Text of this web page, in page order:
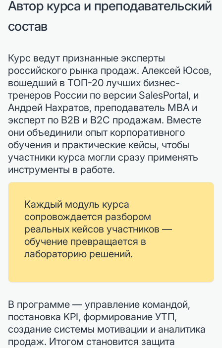
Автор курса и преподавательский
состав
Курс ведут признанные эксперты
российского рынка продаж. Алексей Юсов,
вошедший в ТОП-20 лучших бизнес-
тренеров России по версии SalesPortal, и
Андрей Нахратов, преподаватель MBA и
эксперт по B2B и B2C продажам. Вместе
они объединили опыт корпоративного
обучения и практические кейсы, чтобы
участники курса могли сразу применять
инструменты в работе.
Каждый модуль курса
сопровождается разбором
реальных кейсов участников —
обучение превращается в
лабораторию решений.
В программе — управление командой,
постановка KPI, формирование УТП,
создание системы мотивации и аналитика
продаж. Итогом становится защита